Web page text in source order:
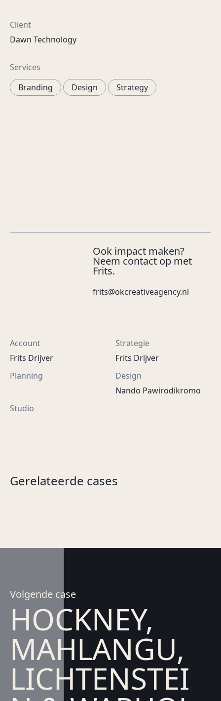
Client
Dawn Technology
Services
Branding
Design Strategy
Ook impact maken?
Neem contact op met
Frits.
frits@okcreativeagency.nl
Account
Frits Drijver
Strategie
Frits Drijver
Planning
Design
Nando Pawirodikromo
Studio
Gerelateerde cases
lievelingskleur.
al digitaal?
Volgende case
HOCKNEY,
MAHLANGU,
LICHTENSTEI